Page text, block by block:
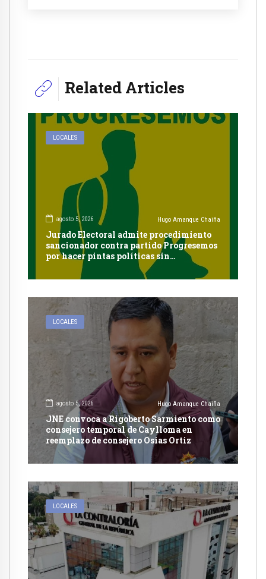
Related Articles
LOCALES
agosto 5, 2026 Hugo Amanque Chaiña
Jurado Electoral admite procedimiento
sancionador contra partido Progresemos
por hacer pintas políticas sin
autorización en Cayma
LOCALES
agosto 5, 2026 Hugo Amanque Chaiña
JNE convoca a Rigoberto Sarmiento como
consejero temporal de Caylloma en
reemplazo de consejero Osias Ortiz
LOCALES